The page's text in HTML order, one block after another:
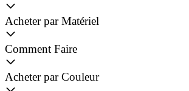
Acheter par Matériel
Comment Faire
Acheter par Couleur